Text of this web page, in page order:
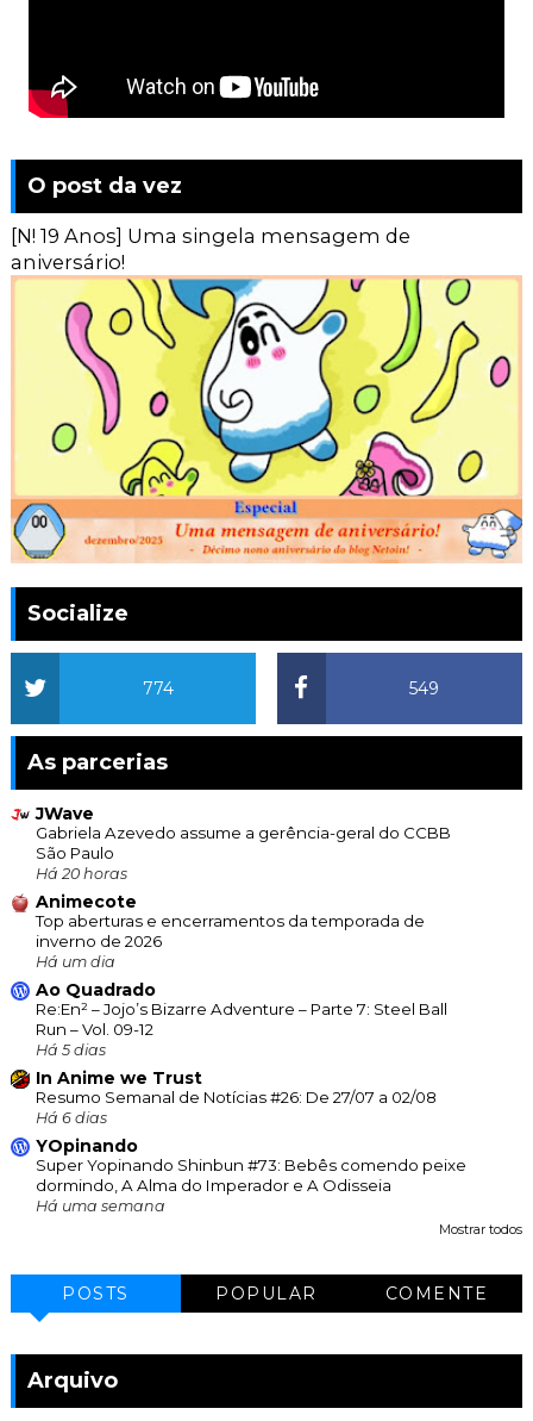
O post da vez
[N! 19 Anos] Uma singela mensagem de
aniversário!
Socialize
549
774
As parcerias
JWave
Gabriela Azevedo assume a gerência-geral do CCBB
São Paulo
Há 20 horas
Animecote
Top aberturas e encerramentos da temporada de
inverno de 2026
Há um dia
Ao Quadrado
Re:En² – Jojo’s Bizarre Adventure – Parte 7: Steel Ball
Run – Vol. 09-12
Há 5 dias
In Anime we Trust
Resumo Semanal de Notícias #26: De 27/07 a 02/08
Há 6 dias
YOpinando
Super Yopinando Shinbun #73: Bebês comendo peixe
dormindo, A Alma do Imperador e A Odisseia
Há uma semana
Mostrar todos
POSTS POPULAR COMENTE
Arquivo